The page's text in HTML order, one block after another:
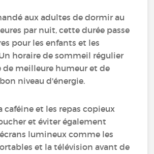
aux adultes de dormir au
par nuit, cette durée passe
pour les enfants et les
horaire de sommeil régulier
de meilleure humeur et de
niveau d'énergie.
caféine et les repas copieux
et éviter également
lumineux comme les
et la télévision avant de